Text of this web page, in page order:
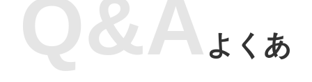
よくあ